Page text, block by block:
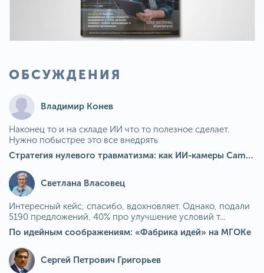
ОБСУЖДЕНИЯ
Владимир Конев
Наконец то и на складе ИИ что то полезное сделает.
Нужно побыстрее это все внедрять
Стратегия нулевого травматизма: как ИИ-камеры Camkord снижают риск наезда на пешехода при работе на погрузчике
Светлана Власовец
Интересный кейс, спасибо, вдохновляет. Однако, подали
5190 предложений, 40% про улучшение условий т...
По идейным соображениям: «Фабрика идей» на МГОКе
Сергей Петрович Григорьев